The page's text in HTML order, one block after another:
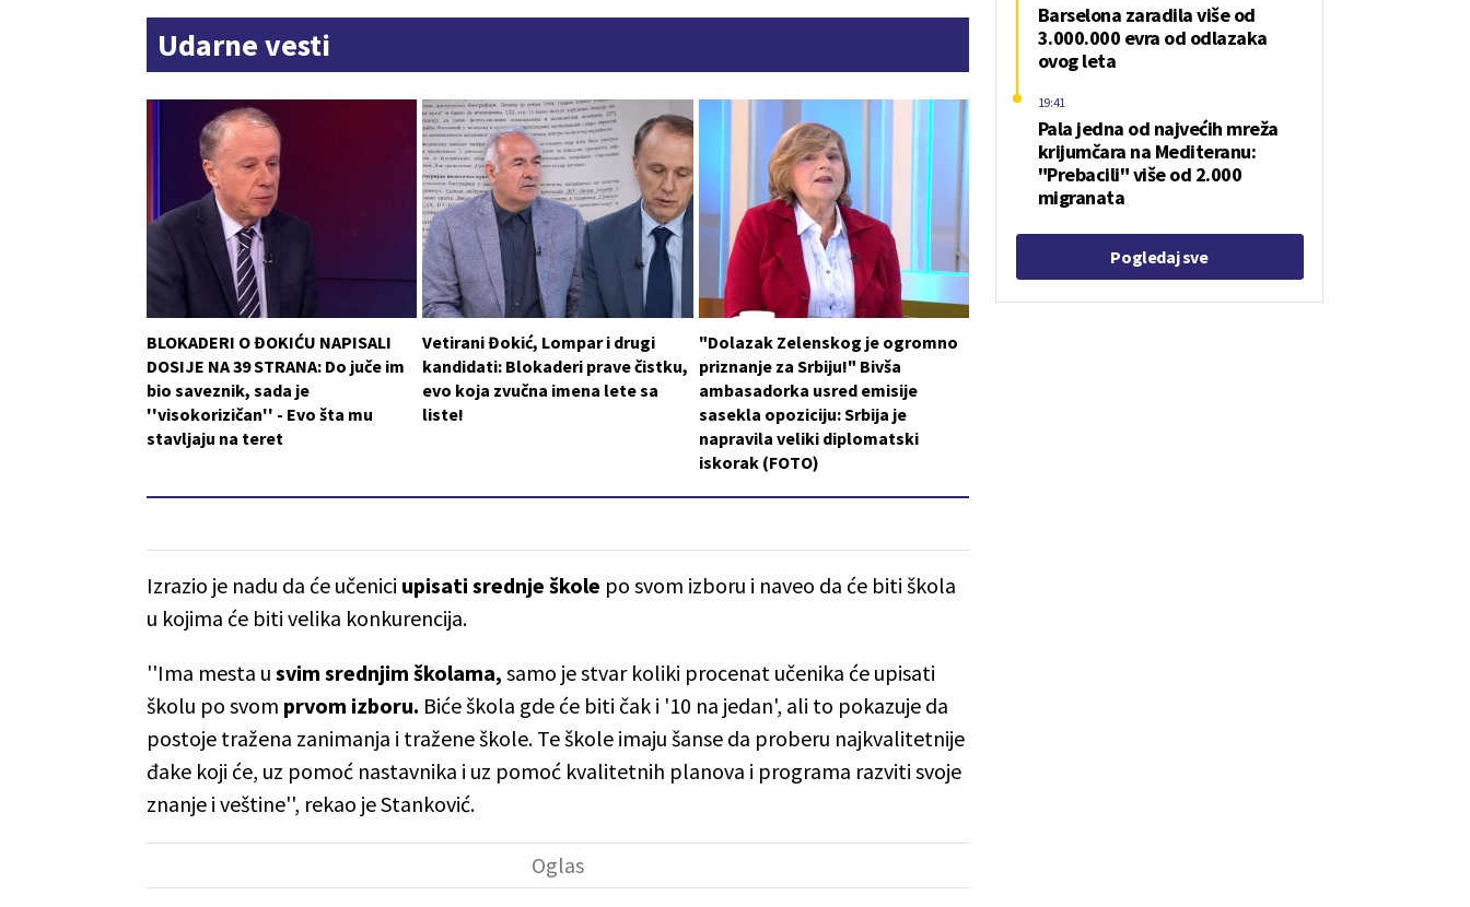
Udarne vesti
BLOKADERI O ĐOKIĆU NAPISALI
DOSIJE NA 39 STRANA: Do juče im
bio saveznik, sada je
''visokorizičan'' - Evo šta mu
stavljaju na teret
Vetirani Đokić, Lompar i drugi
kandidati: Blokaderi prave čistku,
evo koja zvučna imena lete sa
liste!
"Dolazak Zelenskog je ogromno
priznanje za Srbiju!" Bivša
ambasadorka usred emisije
sasekla opoziciju: Srbija je
napravila veliki diplomatski
iskorak (FOTO)
Izrazio je nadu da će učenici upisati srednje škole po svom izboru i naveo da će biti škola
u kojima će biti velika konkurencija.
''Ima mesta u svim srednjim školama, samo je stvar koliki procenat učenika će upisati
školu po svom prvom izboru. Biće škola gde će biti čak i '10 na jedan', ali to pokazuje da
postoje tražena zanimanja i tražene škole. Te škole imaju šanse da proberu najkvalitetnije
đake koji će, uz pomoć nastavnika i uz pomoć kvalitetnih planova i programa razviti svoje
znanje i veštine'', rekao je Stanković.
Barselona zaradila više od
3.000.000 evra od odlazaka
ovog leta
Pala jedna od najvećih mreža
krijumčara na Mediteranu:
"Prebacili" više od 2.000
migranata
19:41
Pogledaj sve